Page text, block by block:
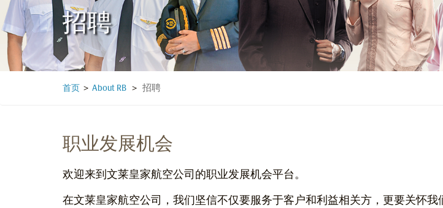
招聘
首页 > About RB > 招聘
职业发展机会
欢迎来到文莱皇家航空公司的职业发展机会平台。
在文莱皇家航空公司，我们坚信不仅要服务于客户和利益相关方，更要关怀我